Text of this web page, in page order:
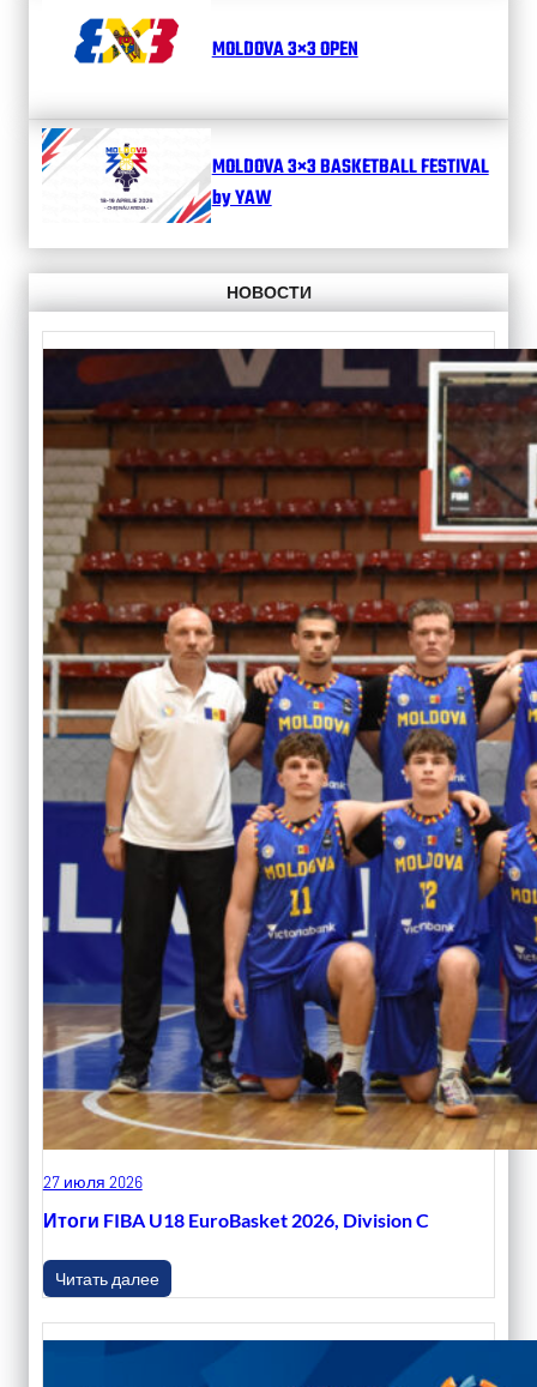
MOLDOVA 3×3 OPEN
MOLDOVA 3×3 BASKETBALL FESTIVAL
by YAW
НОВОСТИ
27 июля 2026
Итоги FIBA U18 EuroBasket 2026, Division C
Читать далее